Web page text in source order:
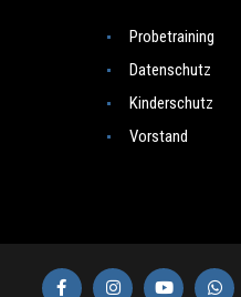
Probetraining
Datenschutz
Kinderschutz
Vorstand